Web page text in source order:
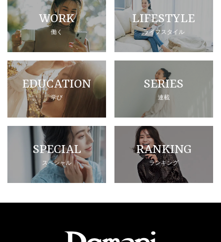
WORK
働く
LIFESTYLE
ライフスタイル
EDUCATION
学び
SERIES
連載
SPECIAL
スペシャル
RANKING
ランキング